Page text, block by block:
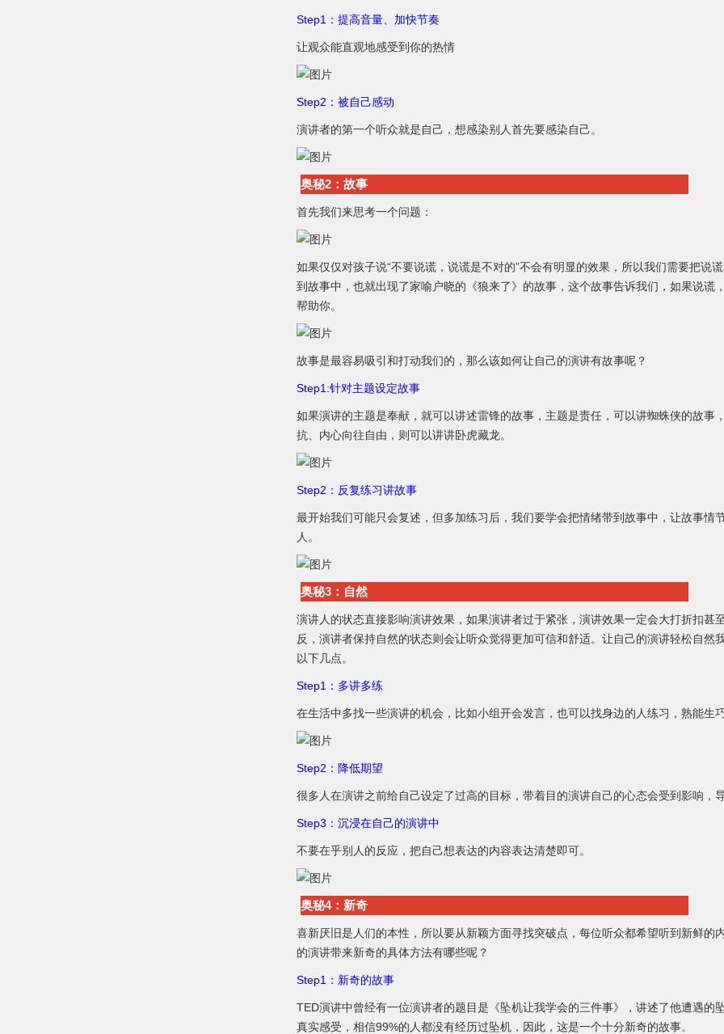
Step1：提高音量、加快节奏
让观众能直观地感受到你的热情
Step2：被自己感动
演讲者的第一个听众就是自己，想感染别人首先要感染自己。
奥秘2：故事
首先我们来思考一个问题：
如果仅仅对孩子说“不要说谎，说谎是不对的”不会有明显的效果，所以我们需要把说
到故事中，也就出现了家喻户晓的《狼来了》的故事，这个故事告诉我们，如果说谎
帮助你。
故事是最容易吸引和打动我们的，那么该如何让自己的演讲有故事呢？
Step1:针对主题设定故事
如果演讲的主题是奉献，就可以讲述雷锋的故事，主题是责任，可以讲蜘蛛侠的故事
抗、内心向往自由，则可以讲讲卧虎藏龙。
Step2：反复练习讲故事
最开始我们可能只会复述，但多加练习后，我们要学会把情绪带到故事中，让故事情
人。
奥秘3：自然
演讲人的状态直接影响演讲效果，如果演讲者过于紧张，演讲效果一定会大打折扣甚
反，演讲者保持自然的状态则会让听众觉得更加可信和舒适。让自己的演讲轻松自然
以下几点。
Step1：多讲多练
在生活中多找一些演讲的机会，比如小组开会发言，也可以找身边的人练习，熟能生巧
Step2：降低期望
很多人在演讲之前给自己设定了过高的目标，带着目的演讲自己的心态会受到影响，导
Step3：沉浸在自己的演讲中
不要在乎别人的反应，把自己想表达的内容表达清楚即可。
奥秘4：新奇
喜新厌旧是人们的本性，所以要从新颖方面寻找突破点，每位听众都希望听到新鲜的
的演讲带来新奇的具体方法有哪些呢？
Step1：新奇的故事
TED演讲中曾经有一位演讲者的题目是《坠机让我学会的三件事》，讲述了他遭遇的
真实感受，相信99%的人都没有经历过坠机，因此，这是一个十分新奇的故事。